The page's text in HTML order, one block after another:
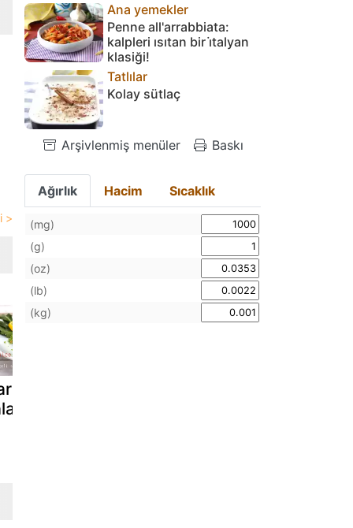
brokoli̇
Ana yemekler
Penne all'arrabbiata:
kalpleri ısıtan bir i̇talyan
klasiği!
Tatlılar
Kolay sütlaç
Arşivlenmiş menüler Baskı
Ağırlık Hacim Sıcaklık
(mg)
(g)
(oz)
(lb)
(kg)